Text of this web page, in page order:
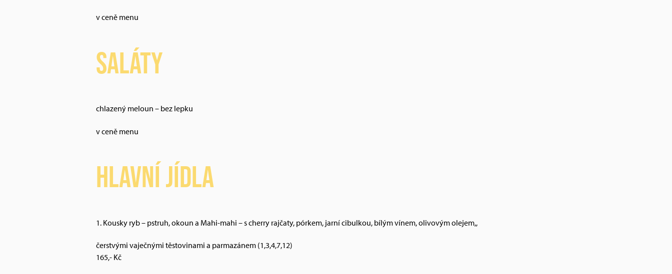
v ceně menu
Saláty
chlazený meloun – bez lepku
v ceně menu
Hlavní jídla
1. Kousky ryb – pstruh, okoun a Mahi-mahi – s cherry rajčaty, pórkem, jarní cibulkou, bílým vínem, olivovým olejem,,
čerstvými vaječnými těstovinami a parmazánem (1,3,4,7,12)
165,- Kč